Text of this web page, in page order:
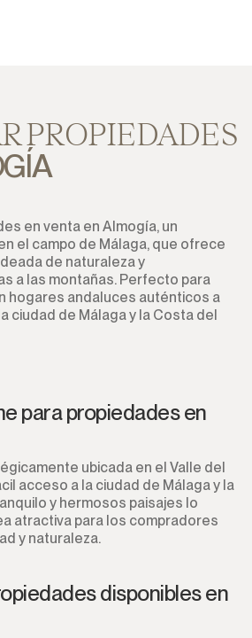
PROPIEDADES
en venta en Almogía, un
el campo de Málaga, que ofrece
de naturaleza y
a las montañas. Perfecto para
hogares andaluces auténticos a
ciudad de Málaga y la Costa del
para propiedades en
ubicada en el Valle del
acceso a la ciudad de Málaga y la
y hermosos paisajes lo
atractiva para los compradores
y naturaleza.
disponibles en